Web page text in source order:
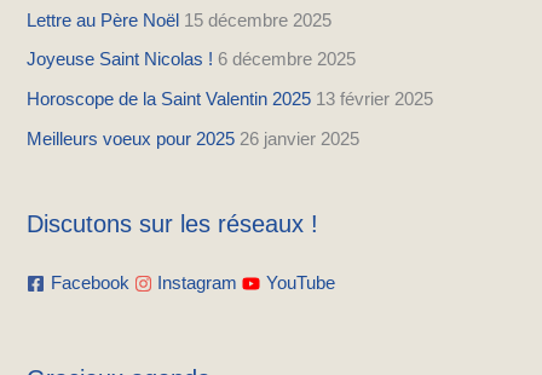
Lettre au Père Noël 15 décembre 2025
Joyeuse Saint Nicolas ! 6 décembre 2025
Horoscope de la Saint Valentin 2025 13 février 2025
Meilleurs voeux pour 2025 26 janvier 2025
Discutons sur les réseaux !
Facebook Instagram YouTube